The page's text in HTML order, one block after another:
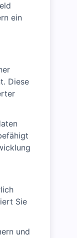
ein
Diese
Sie
und